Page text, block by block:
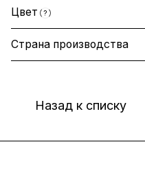
Цвет ?
Страна производства
Назад к списку